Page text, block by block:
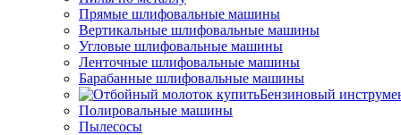
Прямые шлифовальные машины
Вертикальные шлифовальные машины
Угловые шлифовальные машины
Ленточные шлифовальные машины
Барабанные шлифовальные машины
Бензиновый
Полировальные машины
Пылесосы